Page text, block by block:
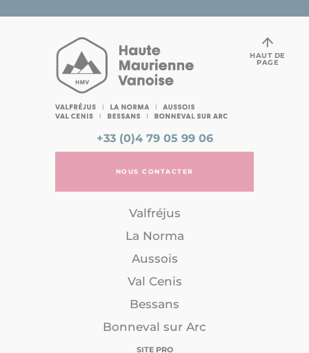
+33 (0)4 79 05 99 06
NOUS CONTACTER
Valfréjus
La Norma
Aussois
Val Cenis
Bessans
Bonneval sur Arc
SITE PRO
HAUT DE
PAGE